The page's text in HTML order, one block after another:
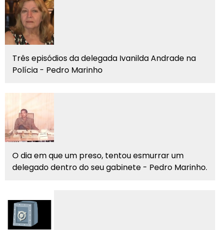
Três episódios da delegada Ivanilda Andrade na
Polícia - Pedro Marinho
O dia em que um preso, tentou esmurrar um
delegado dentro do seu gabinete - Pedro Marinho.